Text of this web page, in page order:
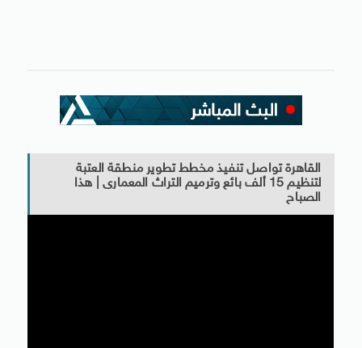
القاهرة تواصل تنفيذ مخطط تطوير منطقة العتبة
لتنظيم 15 ألف بائع وترميم التراث المعمارى | هذا
الصباح